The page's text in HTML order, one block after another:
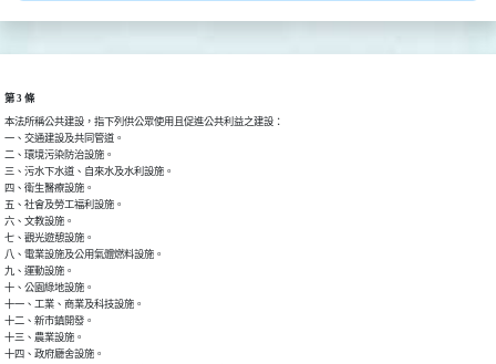
第 3 條
本法所稱公共建設，指下列供公眾使用且促進公共利益之建設：
一、交通建設及共同管道。
二、環境污染防治設施。
三、污水下水道、自來水及水利設施。
四、衛生醫療設施。
五、社會及勞工福利設施。
六、文教設施。
七、觀光遊憩設施。
八、電業設施及公用氣體燃料設施。
九、運動設施。
十、公園綠地設施。
十一、工業、商業及科技設施。
十二、新市鎮開發。
十三、農業設施。
十四、政府廳舍設施。